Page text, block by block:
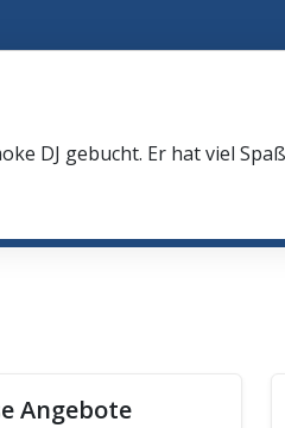
DJ gebucht. Er hat viel
Angebote